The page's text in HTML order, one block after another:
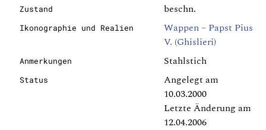
Zustand beschn.
Ikonographie und Realien
Wappen – Papst Pius
V. (Ghislieri)
Anmerkungen Stahlstich
Status
Angelegt am
10.03.2000
Letzte Änderung am
12.04.2006